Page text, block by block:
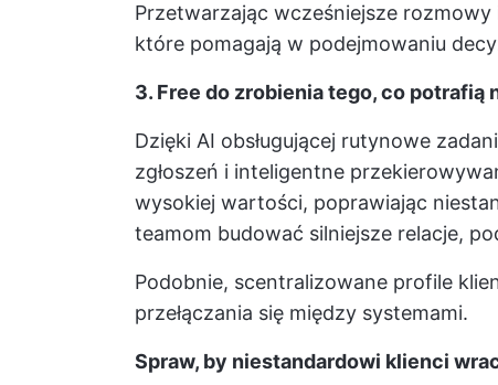
Przetwarzając wcześniejsze
które pomagają w podejmowaniu
3. Free do zrobienia tego, co potrafią
Dzięki AI obsługującej rutynowe
zgłoszeń i inteligentne
wysokiej wartości, poprawiając
teamom budować silniejsze relacje,
Podobnie, scentralizowane profile
przełączania się między systemami.
Spraw, by niestandardowi klienci